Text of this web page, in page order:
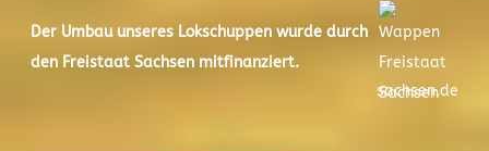
Der Umbau unseres Lokschuppen wurde durch
den Freistaat Sachsen mitfinanziert.
sachsen.de